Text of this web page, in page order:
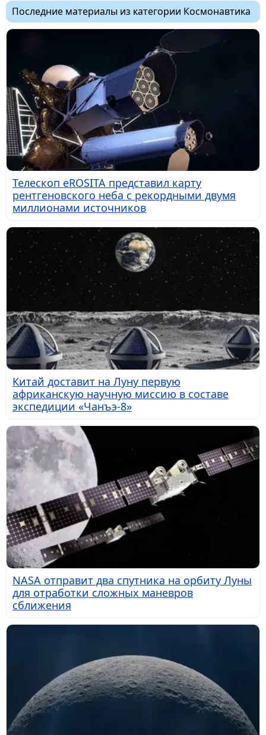
Последние материалы из категории Космонавтика
Телескоп eROSITA представил карту
рентгеновского неба с рекордными двумя
миллионами источников
Китай доставит на Луну первую
африканскую научную миссию в составе
экспедиции «Чанъэ-8»
NASA отправит два спутника на орбиту Луны
для отработки сложных маневров
сближения